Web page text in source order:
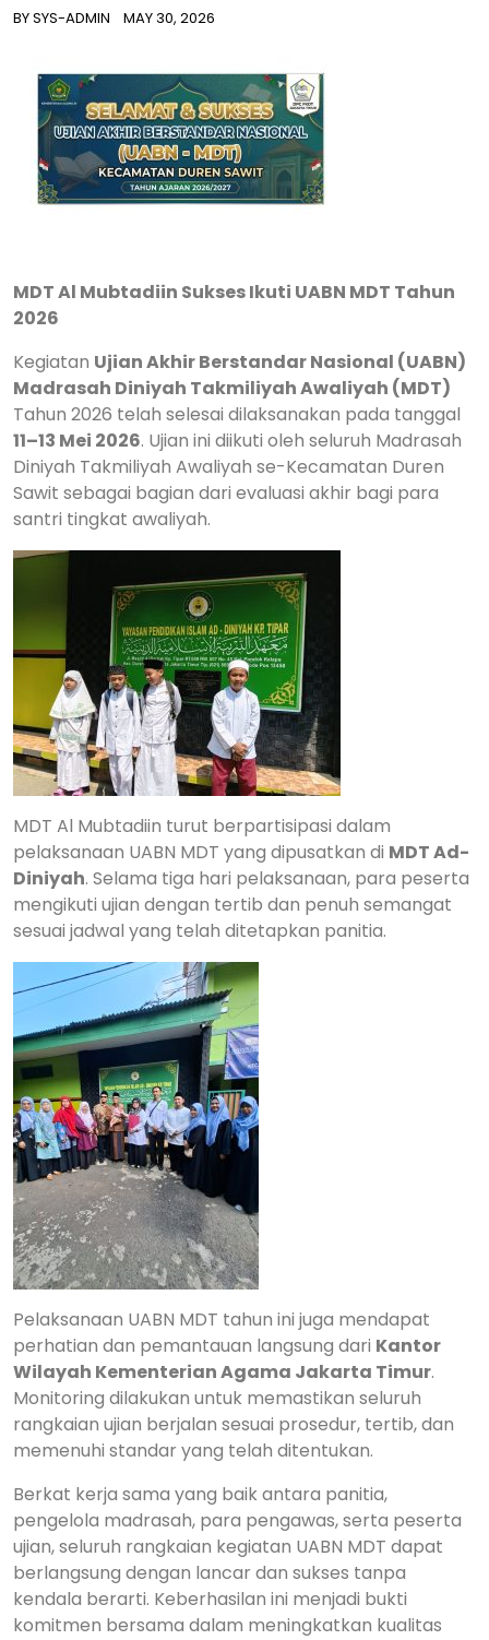
BYSYS-ADMIN MAY 30, 2026
MDT Al Mubtadiin Sukses Ikuti UABN MDT Tahun
2026
Kegiatan Ujian Akhir Berstandar Nasional (UABN)
Madrasah Diniyah Takmiliyah Awaliyah (MDT)
Tahun 2026 telah selesai dilaksanakan pada tanggal
11–13 Mei 2026. Ujian ini diikuti oleh seluruh Madrasah
Diniyah Takmiliyah Awaliyah se-Kecamatan Duren
Sawit sebagai bagian dari evaluasi akhir bagi para
santri tingkat awaliyah.
MDT Al Mubtadiin turut berpartisipasi dalam
pelaksanaan UABN MDT yang dipusatkan di MDT Ad-
Diniyah. Selama tiga hari pelaksanaan, para peserta
mengikuti ujian dengan tertib dan penuh semangat
sesuai jadwal yang telah ditetapkan panitia.
Pelaksanaan UABN MDT tahun ini juga mendapat
perhatian dan pemantauan langsung dari Kantor
Wilayah Kementerian Agama Jakarta Timur.
Monitoring dilakukan untuk memastikan seluruh
rangkaian ujian berjalan sesuai prosedur, tertib, dan
memenuhi standar yang telah ditentukan.
Berkat kerja sama yang baik antara panitia,
pengelola madrasah, para pengawas, serta peserta
ujian, seluruh rangkaian kegiatan UABN MDT dapat
berlangsung dengan lancar dan sukses tanpa
kendala berarti. Keberhasilan ini menjadi bukti
komitmen bersama dalam meningkatkan kualitas